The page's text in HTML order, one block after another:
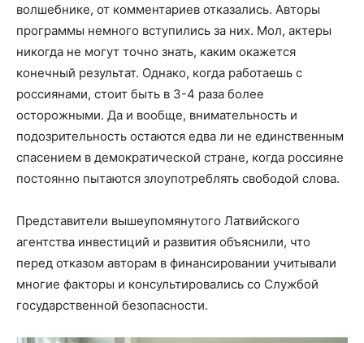
волшебнике, от комментариев отказались. Авторы
программы немного вступились за них. Мол, актеры
никогда не могут точно знать, каким окажется
конечный результат. Однако, когда работаешь с
россиянами, стоит быть в 3-4 раза более
осторожными. Да и вообще, внимательность и
подозрительность остаются едва ли не единственным
спасением в демократической стране, когда россияне
постоянно пытаются злоупотреблять свободой слова.
Представители вышеупомянутого Латвийского
агентства инвестиций и развития объяснили, что
перед отказом авторам в финансировании учитывали
многие факторы и консультировались со Службой
государственной безопасности.